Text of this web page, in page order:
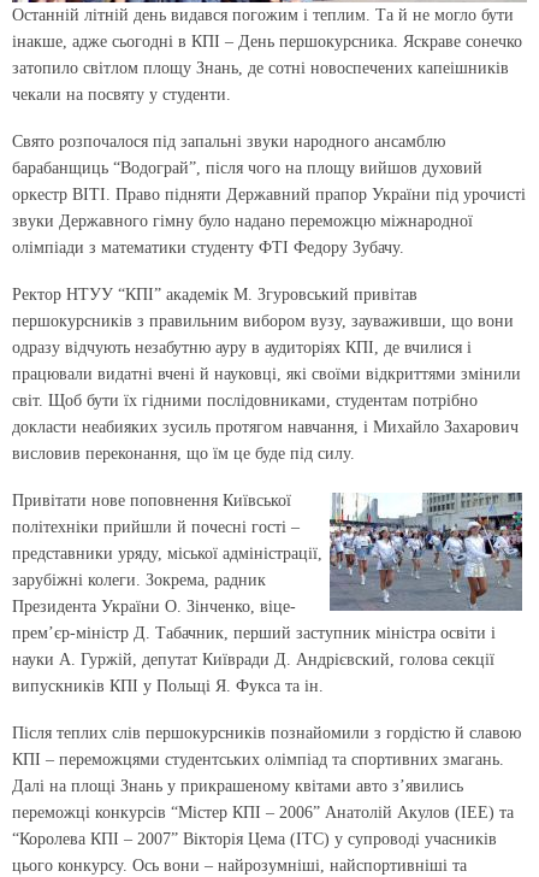
Останній літній день видався погожим і теплим. Та й не могло бути
інакше, адже сьогодні в КПІ – День першокурсника. Яскраве сонечко
затопило світлом площу Знань, де сотні новоспечених капеішників
чекали на посвяту у студенти.
Свято розпочалося під запальні звуки народного ансамблю
барабанщиць “Водограй”, після чого на площу вийшов духовий
оркестр ВІТІ. Право підняти Державний прапор України під урочисті
звуки Державного гімну було надано переможцю міжнародної
олімпіади з математики студенту ФТІ Федору Зубачу.
Ректор НТУУ “КПІ” академік М. Згуровський привітав
першокурсників з правильним вибором вузу, зауваживши, що вони
одразу відчують незабутню ауру в аудиторіях КПІ, де вчилися і
працювали видатні вчені й науковці, які своїми відкриттями змінили
світ. Щоб бути їх гідними послідовниками, студентам потрібно
докласти неабияких зусиль протягом навчання, і Михайло Захарович
висловив переконання, що їм це буде під силу.
Привітати нове поповнення Київської
політехніки прийшли й почесні гості –
представники уряду, міської адміністрації,
зарубіжні колеги. Зокрема, радник
Президента України О. Зінченко, віце-
прем’єр-міністр Д. Табачник, перший заступник міністра освіти і
науки А. Гуржій, депутат Київради Д. Андрієвский, голова секції
випускників КПІ у Польщі Я. Фукса та ін.
Після теплих слів першокурсників познайомили з гордістю й славою
КПІ – переможцями студентських олімпіад та спортивних змагань.
Далі на площі Знань у прикрашеному квітами авто з’явились
переможці конкурсів “Містер КПІ – 2006” Анатолій Акулов (ІЕЕ) та
“Королева КПІ – 2007” Вікторія Цема (ІТС) у супроводі учасників
цього конкурсу. Ось вони – найрозумніші, найспортивніші та